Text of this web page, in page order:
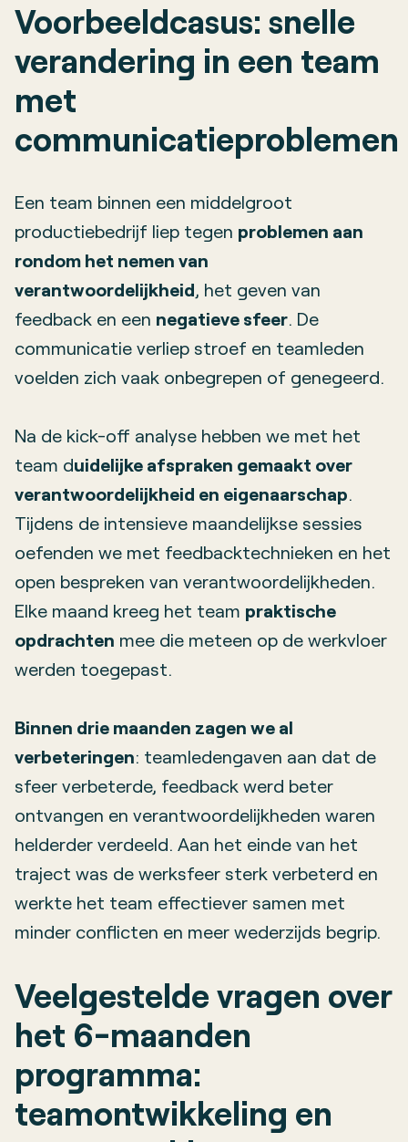
Voorbeeldcasus: snelle
verandering in een team
met
communicatieproblemen
Een team binnen een middelgroot
productiebedrijf liep tegen problemen aan
rondom het nemen van
verantwoordelijkheid, het geven van
feedback en een negatieve sfeer. De
communicatie verliep stroef en teamleden
voelden zich vaak onbegrepen of genegeerd.
Na de kick-off analyse hebben we met het
team duidelijke afspraken gemaakt over
verantwoordelijkheid en eigenaarschap.
Tijdens de intensieve maandelijkse sessies
oefenden we met feedbacktechnieken en het
open bespreken van verantwoordelijkheden.
Elke maand kreeg het team praktische
opdrachten mee die meteen op de werkvloer
werden toegepast.
Binnen drie maanden zagen we al
verbeteringen: teamledengaven aan dat de
sfeer verbeterde, feedback werd beter
ontvangen en verantwoordelijkheden waren
helderder verdeeld. Aan het einde van het
traject was de werksfeer sterk verbeterd en
werkte het team effectiever samen met
minder conflicten en meer wederzijds begrip.
Veelgestelde vragen over
het 6-maanden
programma:
teamontwikkeling en